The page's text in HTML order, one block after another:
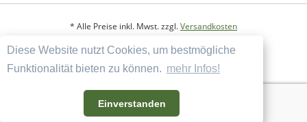
Diese Website nutzt Cookies, um bestmögliche
Funktionalität bieten zu können. mehr Infos!
Einverstanden
* Alle Preise inkl. Mwst. zzgl.Versandkosten
Copyright
Datenschutzerklärung
Widerrufsbelehrung und Muster-Widerrufsformular
AGB und Kundeninformation